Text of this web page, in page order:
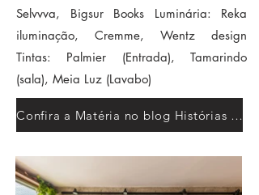
Selvvva, Bigsur Books Luminária: Reka
iluminação, Cremme, Wentz design
Tintas: Palmier (Entrada), Tamarindo
(sala), Meia Luz (Lavabo)
Confira a Matéria no blog Histórias de Casa